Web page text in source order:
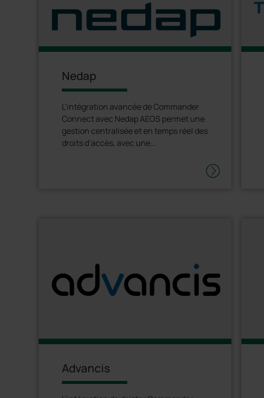
Nedap
L’intégration avancée de Commander
Connect avec Nedap AEOS permet une
gestion centralisée et en temps réel des
droits d’accès, avec une
Advancis